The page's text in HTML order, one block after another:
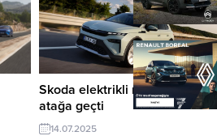
Skoda elektrikli modelleriyle
atağa geçti
14.07.2025